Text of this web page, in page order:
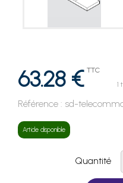
63.28 € TTC
1
Référence : sd-
Article disponible
Quantité